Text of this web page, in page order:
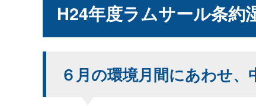
H24年度ラムサール条約
６月の環境月間にあわせ